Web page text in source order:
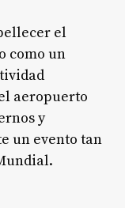
el
como un
aeropuerto
y
un evento tan